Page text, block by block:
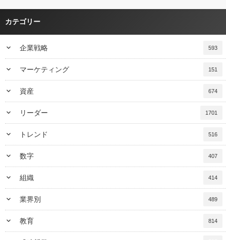
カテゴリー
keyboard_arrow_down 企業戦略 593
keyboard_arrow_down マーケティング 151
keyboard_arrow_down 資産 674
keyboard_arrow_down リーダー 1701
keyboard_arrow_down トレンド 516
keyboard_arrow_down 数字 407
keyboard_arrow_down 組織 414
keyboard_arrow_down 業界別 489
keyboard_arrow_down 教育 814